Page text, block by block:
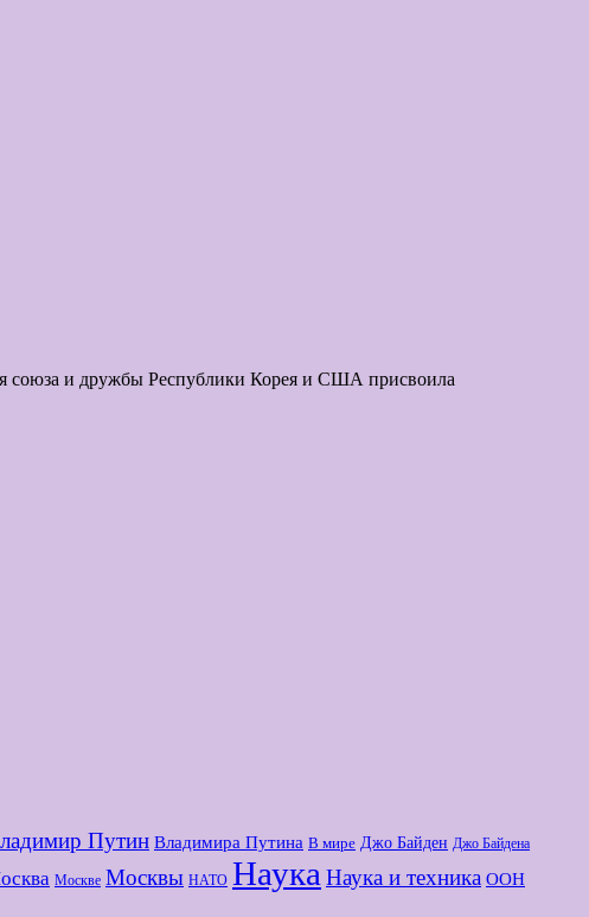
союза и дружбы Республики Корея и США присвоила
Путин Владимира Путина В мире Джо Байден Джо Байдена
Москве Москвы НАТО Наука Наука и техника ООН